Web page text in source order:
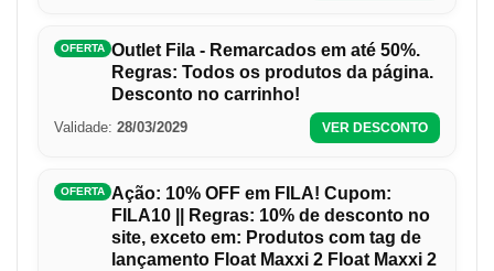
OFERTA Outlet Fila - Remarcados em até 50%.
Regras: Todos os produtos da página.
Desconto no carrinho!
Validade: 28/03/2029 VER DESCONTO
OFERTA Ação: 10% OFF em FILA! Cupom:
FILA10 || Regras: 10% de desconto no
site, exceto em: Produtos com tag de
lançamento Float Maxxi 2 Float Maxxi 2